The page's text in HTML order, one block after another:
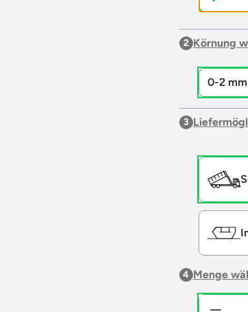
2 Körnung
0-2 mm
3
4 Menge